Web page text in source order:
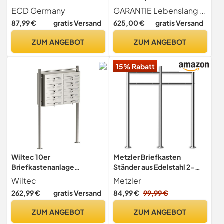
Zeitungsfach, Design
Briefkasten mit Pfosten,
Briefkastenanlage,
Edelstahl, Postkasten
Marmoroptik Stahl
pulverbechichtet
ECD Germany
87,99 € gratis Versand
ZUM ANGEBOT
Anthrazit Grau RAL 7016,
Briefkastenanlage 4 Fach,
Postkasten modern
GARANTIE Lebenslang gegen Durchrostung Liefergarantie für Ersatzteile und Zubehör + entspricht Europäischer Postnorm DIN 13724
625,00 € gratis Versand
ZUM ANGEBOT
Wiltec 10er
Briefkastenanlage
Edelstahl 945 x 270 x 1500
mm, Standbriefkasten mit
2x5 Fächern, Schlüssel und
Postkasten mit Ständer
Wiltec
262,99 € gratis Versand
ZUM ANGEBOT
15% Rabatt
Metzler Briefkasten
Ständer aus Edelstahl 2-
Fach horizontal -
Briefkastenständer für 2
Briefkästen, Briefkasten
wetterfest | Gesamthöhe
Metzler
84,99 € 99,99 €
ZUM ANGEBOT